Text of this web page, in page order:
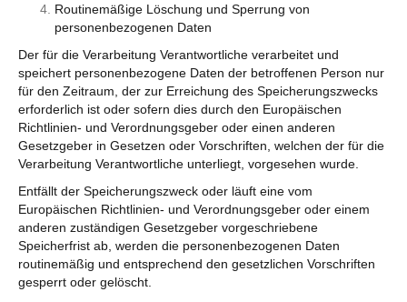
Routinemäßige Löschung und Sperrung von
personenbezogenen Daten
Der für die Verarbeitung Verantwortliche verarbeitet und
speichert personenbezogene Daten der betroffenen Person nur
für den Zeitraum, der zur Erreichung des Speicherungszwecks
erforderlich ist oder sofern dies durch den Europäischen
Richtlinien- und Verordnungsgeber oder einen anderen
Gesetzgeber in Gesetzen oder Vorschriften, welchen der für die
Verarbeitung Verantwortliche unterliegt, vorgesehen wurde.
Entfällt der Speicherungszweck oder läuft eine vom
Europäischen Richtlinien- und Verordnungsgeber oder einem
anderen zuständigen Gesetzgeber vorgeschriebene
Speicherfrist ab, werden die personenbezogenen Daten
routinemäßig und entsprechend den gesetzlichen Vorschriften
gesperrt oder gelöscht.